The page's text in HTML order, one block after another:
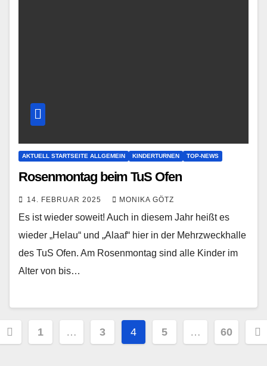
AKTUELL STARTSEITE ALLGEMEIN KINDERTURNEN TOP-NEWS
Rosenmontag beim TuS Ofen
14. FEBRUAR 2025 MONIKA GÖTZ
Es ist wieder soweit! Auch in diesem Jahr heißt es
wieder „Helau“ und „Alaaf“ hier in der Mehrzweckhalle
des TuS Ofen. Am Rosenmontag sind alle Kinder im
Alter von bis…
1 … 3 4 5 … 60